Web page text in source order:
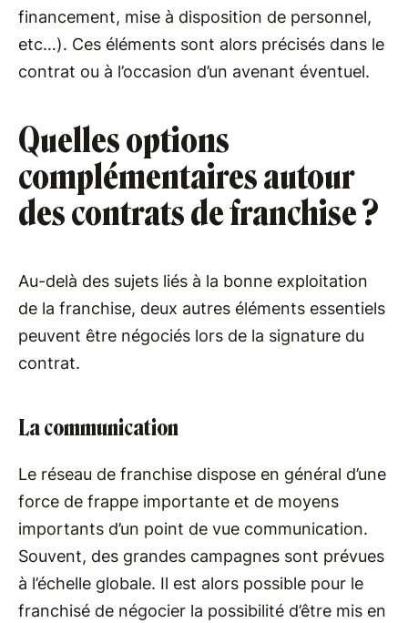
financement, mise à disposition de personnel,
etc…). Ces éléments sont alors précisés dans le
contrat ou à l’occasion d’un avenant éventuel.
Quelles options
complémentaires autour
des contrats de franchise ?
Au-delà des sujets liés à la bonne exploitation
de la franchise, deux autres éléments essentiels
peuvent être négociés lors de la signature du
contrat.
La communication
Le réseau de franchise dispose en général d’une
force de frappe importante et de moyens
importants d’un point de vue communication.
Souvent, des grandes campagnes sont prévues
à l’échelle globale. Il est alors possible pour le
franchisé de négocier la possibilité d’être mis en